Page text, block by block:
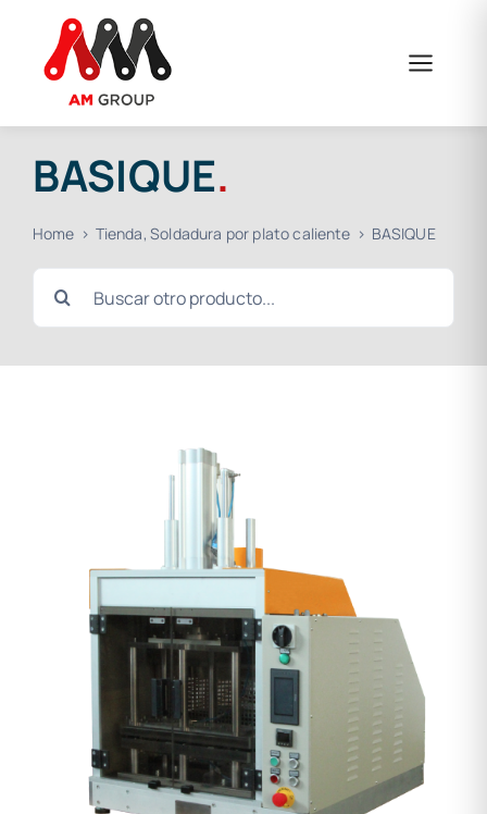
content
BASIQUE.
Home Tienda Soldadura por plato caliente BASIQUE
Search
for: